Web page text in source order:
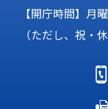
【開庁時間】月
（ただし、祝・